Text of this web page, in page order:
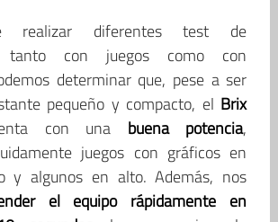
realizar diferentes test de
tanto con juegos como con
determinar que, pese a ser
pequeño y compacto, el Brix
con una buena potencia,
juegos con gráficos en
y algunos en alto. Además, nos
el equipo rápidamente en